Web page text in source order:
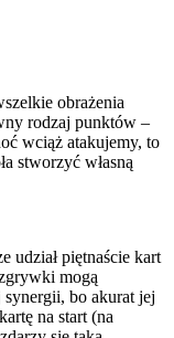
obrażenia
rodzaj punktów –
wciąż atakujemy, to
stworzyć własną
udział piętnaście kart
mogą
synergii, bo akurat jej
na start (na